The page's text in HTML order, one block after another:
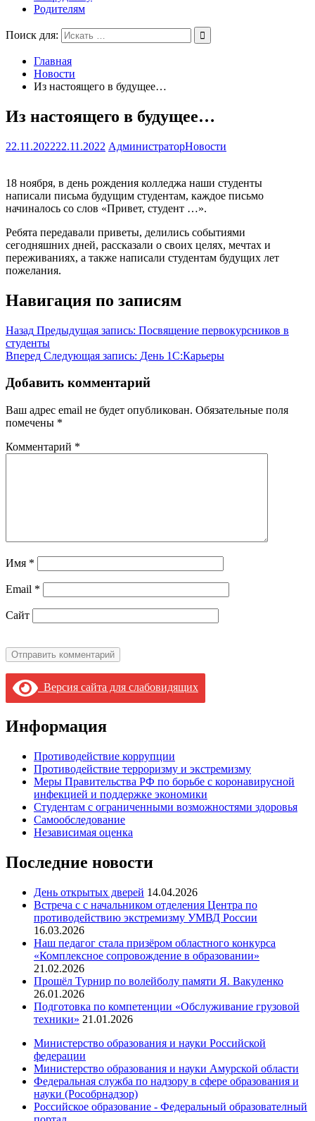
Родителям
Поиск для:
Главная
Новости
Из настоящего в будущее…
Из настоящего в будущее…
22.11.202222.11.2022 АдминистраторНовости
18 ноября, в день рождения колледжа наши студенты
написали письма будущим студентам, каждое письмо
начиналось со слов «Привет, студент …».
Ребята передавали приветы, делились событиями
сегодняшних дней, рассказали о своих целях, мечтах и
переживаниях, а также написали студентам будущих лет
пожелания.
Навигация по записям
Назад Предыдущая запись: Посвящение первокурсников в
студенты
Вперед Следующая запись: День 1С:Карьеры
Добавить комментарий
Ваш адрес email не будет опубликован. Обязательные поля
помечены *
Комментарий *
Имя *
Email *
Сайт
Версия сайта для слабовидящих
Информация
Противодействие коррупции
Противодействие терроризму и экстремизму
Меры Правительства РФ по борьбе с коронавирусной
инфекцией и поддержке экономики
Студентам с ограниченными возможностями здоровья
Самообследование
Независимая оценка
Последние новости
День открытых дверей 14.04.2026
Встреча с с начальником отделения Центра по
противодействию экстремизму УМВД России
16.03.2026
Наш педагог стала призёром областного конкурса
«Комплексное сопровождение в образовании»
21.02.2026
Прошёл Турнир по волейболу памяти Я. Вакуленко
26.01.2026
Подготовка по компетенции «Обслуживание грузовой
техники» 21.01.2026
Министерство образования и науки Российской
федерации
Министерство образования и науки Амурской области
Федеральная служба по надзору в сфере образования и
науки (Рособрнадзор)
Российское образование - Федеральный образователный